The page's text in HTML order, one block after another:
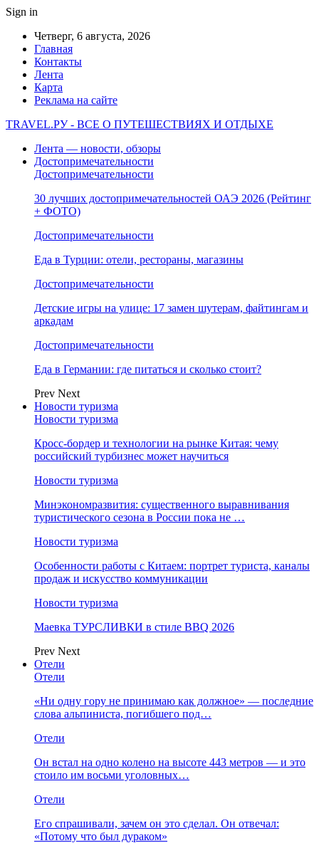
Sign in
Четверг, 6 августа, 2026
Главная
Контакты
Лента
Карта
Реклама на сайте
TRAVEL.РУ - ВСЕ О ПУТЕШЕСТВИЯХ И ОТДЫХЕ
Лента — новости, обзоры
Достопримечательности
Достопримечательности
30 лучших достопримечательностей ОАЭ 2026 (Рейтинг
+ ФОТО)
Достопримечательности
Еда в Турции: отели, рестораны, магазины
Достопримечательности
Детские игры на улице: 17 замен шутерам, файтингам и
аркадам
Достопримечательности
Еда в Германии: где питаться и сколько стоит?
Prev Next
Новости туризма
Новости туризма
Кросс-бордер и технологии на рынке Китая: чему
российский турбизнес может научиться
Новости туризма
Минэкономразвития: существенного выравнивания
туристического сезона в России пока не …
Новости туризма
Особенности работы с Китаем: портрет туриста, каналы
продаж и искусство коммуникации
Новости туризма
Маевка ТУРСЛИВКИ в стиле BBQ 2026
Prev Next
Отели
Отели
«Ни одну гору не принимаю как должное» — последние
слова альпиниста, погибшего под…
Отели
Он встал на одно колено на высоте 443 метров — и это
стоило им восьми уголовных…
Отели
Его спрашивали, зачем он это сделал. Он отвечал:
«Потому что был дураком»